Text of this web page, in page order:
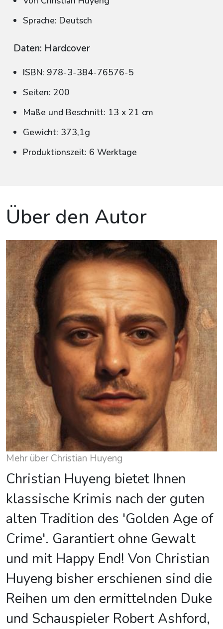
Sprache: Deutsch
Daten: Hardcover
ISBN: 978-3-384-76576-5
Seiten: 200
Maße und Beschnitt: 13 x 21 cm
Gewicht: 373,1g
Produktionszeit: 6 Werktage
Über den Autor
Mehr über Christian Huyeng
Christian Huyeng bietet Ihnen
klassische Krimis nach der guten
alten Tradition des 'Golden Age of
Crime'. Garantiert ohne Gewalt
und mit Happy End! Von Christian
Huyeng bisher erschienen sind die
Reihen um den ermittelnden Duke
und Schauspieler Robert Ashford,